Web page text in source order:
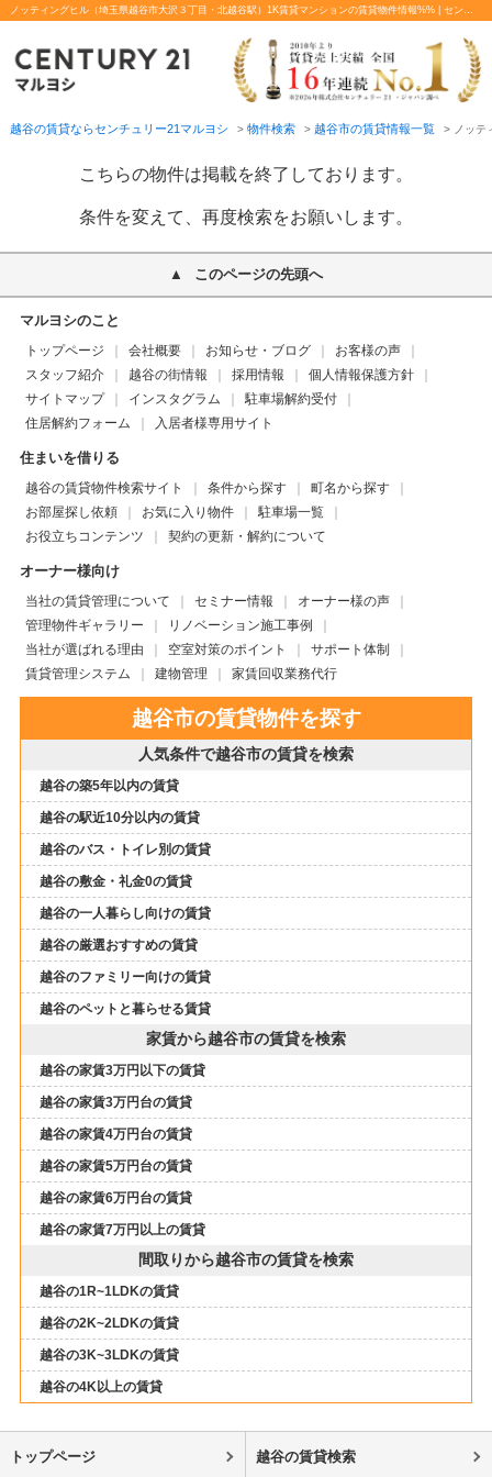
ノッティングヒル（埼玉県越谷市大沢３丁目・北越谷駅）1K賃貸マンションの賃貸物件情報%% | センチュリー21マルヨシ
越谷の賃貸ならセンチュリー21マルヨシ > 物件検索 > 越谷市の賃貸情報一覧 > ノッテ
こちらの物件は掲載を終了しております。
条件を変えて、再度検索をお願いします。
このページの先頭へ
マルヨシのこと
トップページ 会社概要 お知らせ・ブログ
お客様の声
スタッフ紹介
越谷の街情報 採用情報
個人情報保護方針
サイトマップ
インスタグラム
駐車場解約受付
住居解約フォーム
入居者様専用サイト
住まいを借りる
越谷の賃貸物件検索サイト 条件から探す
町名から探す
お部屋探し依頼
お気に入り物件
駐車場一覧
お役立ちコンテンツ
契約の更新・解約について
オーナー様向け
当社の賃貸管理について セミナー情報
オーナー様の声
管理物件ギャラリー
リノベーション施工事例
当社が選ばれる理由
空室対策のポイント
サポート体制
賃貸管理システム
建物管理 家賃回収業務代行
越谷市の賃貸物件を探す
人気条件で越谷市の賃貸を検索
越谷の築5年以内の賃貸
越谷の駅近10分以内の賃貸
越谷のバス・トイレ別の賃貸
越谷の敷金・礼金0の賃貸
越谷の一人暮らし向けの賃貸
越谷の厳選おすすめの賃貸
越谷のファミリー向けの賃貸
越谷のペットと暮らせる賃貸
家賃から越谷市の賃貸を検索
越谷の家賃3万円以下の賃貸
越谷の家賃3万円台の賃貸
越谷の家賃4万円台の賃貸
越谷の家賃5万円台の賃貸
越谷の家賃6万円台の賃貸
越谷の家賃7万円以上の賃貸
間取りから越谷市の賃貸を検索
越谷の1R~1LDKの賃貸
越谷の2K~2LDKの賃貸
越谷の3K~3LDKの賃貸
越谷の4K以上の賃貸
トップページ 越谷の賃貸検索